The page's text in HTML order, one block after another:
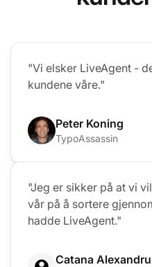
"Vi elsker LiveAgent -
kundene våre."
Peter Koning
TypoAssassin
"Jeg er sikker på at vi
vår på å sortere
hadde LiveAgent."
Catana Alexandru